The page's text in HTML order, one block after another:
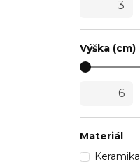
Výška (cm)
Materiál
Keramika